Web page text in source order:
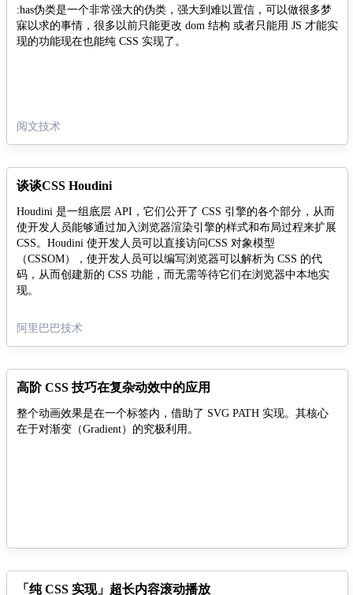
:has伪类是一个非常强大的伪类，强大到难以置信，可以做很多梦
寐以求的事情，很多以前只能更改 dom 结构 或者只能用 JS 才能实
现的功能现在也能纯 CSS 实现了。
阅文技术
谈谈CSS Houdini
Houdini 是一组底层 API，它们公开了 CSS 引擎的各个部分，从而
使开发人员能够通过加入浏览器渲染引擎的样式和布局过程来扩展
CSS。Houdini 使开发人员可以直接访问CSS 对象模型
（CSSOM），使开发人员可以编写浏览器可以解析为 CSS 的代
码，从而创建新的 CSS 功能，而无需等待它们在浏览器中本地实
现。
阿里巴巴技术
高阶 CSS 技巧在复杂动效中的应用
整个动画效果是在一个标签内，借助了 SVG PATH 实现。其核心
在于对渐变（Gradient）的究极利用。
「纯 CSS 实现」超长内容滚动播放